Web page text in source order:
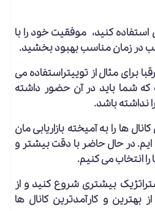
کنید، موفقیت خود را با
در زمان مناسب بهبود بخشید.
برای مثال از توییتراستفاده می
شما باید در آن حضور داشته
نداشته باشد.
ها را به آمیخته بازاریابی مان
در حال حاضر با دقت بیشتر و
را انتخاب می کنیم.
استراتژیک بیشتری شروع کنید و از
بهترین و کارآمدترین کانال ها